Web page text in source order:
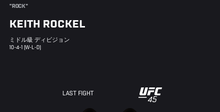
に
移
"ROCK"
KEITH ROCKEL
ミドル級 ディビジョン
10-4-1 (W-L-D)
LAST FIGHT
UFC
4545